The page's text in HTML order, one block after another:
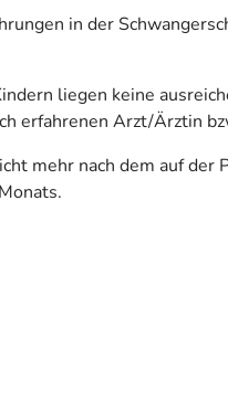
in der
liegen keine
erfahrenen Arzt/Ärztin
mehr nach dem auf der